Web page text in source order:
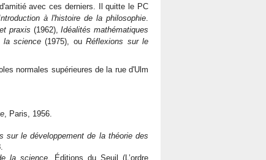
avec ces derniers. Il quitte le PC
à l'histoire de la philosophie.
praxis (1962),Idéalités mathématiques
la science(1975), ouRéflexions sur le
normales supérieures de la rue d'Ulm
, Paris, 1956.
sur le développement de la théorie des
la science, Éditions du Seuil (L’ordre